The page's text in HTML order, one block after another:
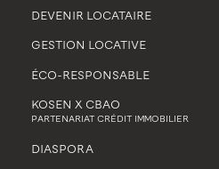
DEVENIR LOCATAIRE
GESTION LOCATIVE
ÉCO-RESPONSABLE
KOSEN X CBAO
PARTENARIAT CRÉDIT IMMOBILIER
DIASPORA